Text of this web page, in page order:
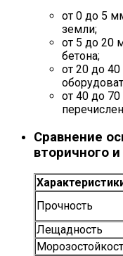
от 0 до 5
земли;
от 5 до 20
бетона;
от 20 до
от 40 до
Сравнение
вторичного
Прочность
Лещадность